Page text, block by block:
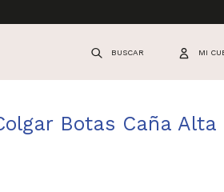
Botas Caña Alta